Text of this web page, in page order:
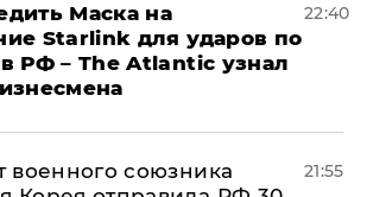
Маска на
Starlink для ударов по
РФ – The Atlantic узнал
22:40
военного союзника
21:55